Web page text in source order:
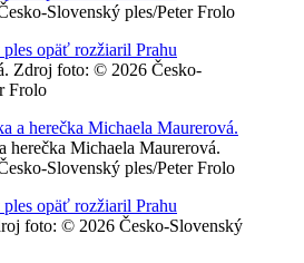
Slovenský ples/Peter Frolo
Zdroj foto: © 2026 Česko-
Frolo
herečka Michaela Maurerová.
Slovenský ples/Peter Frolo
foto: © 2026 Česko-Slovenský